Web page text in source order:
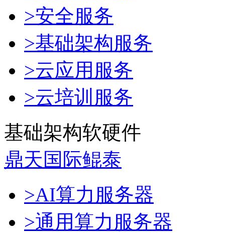
>安全服务
>基础架构服务
>云应用服务
>云培训服务
基础架构软硬件
鼎天国际鲲泰
>AI算力服务器
>通用算力服务器